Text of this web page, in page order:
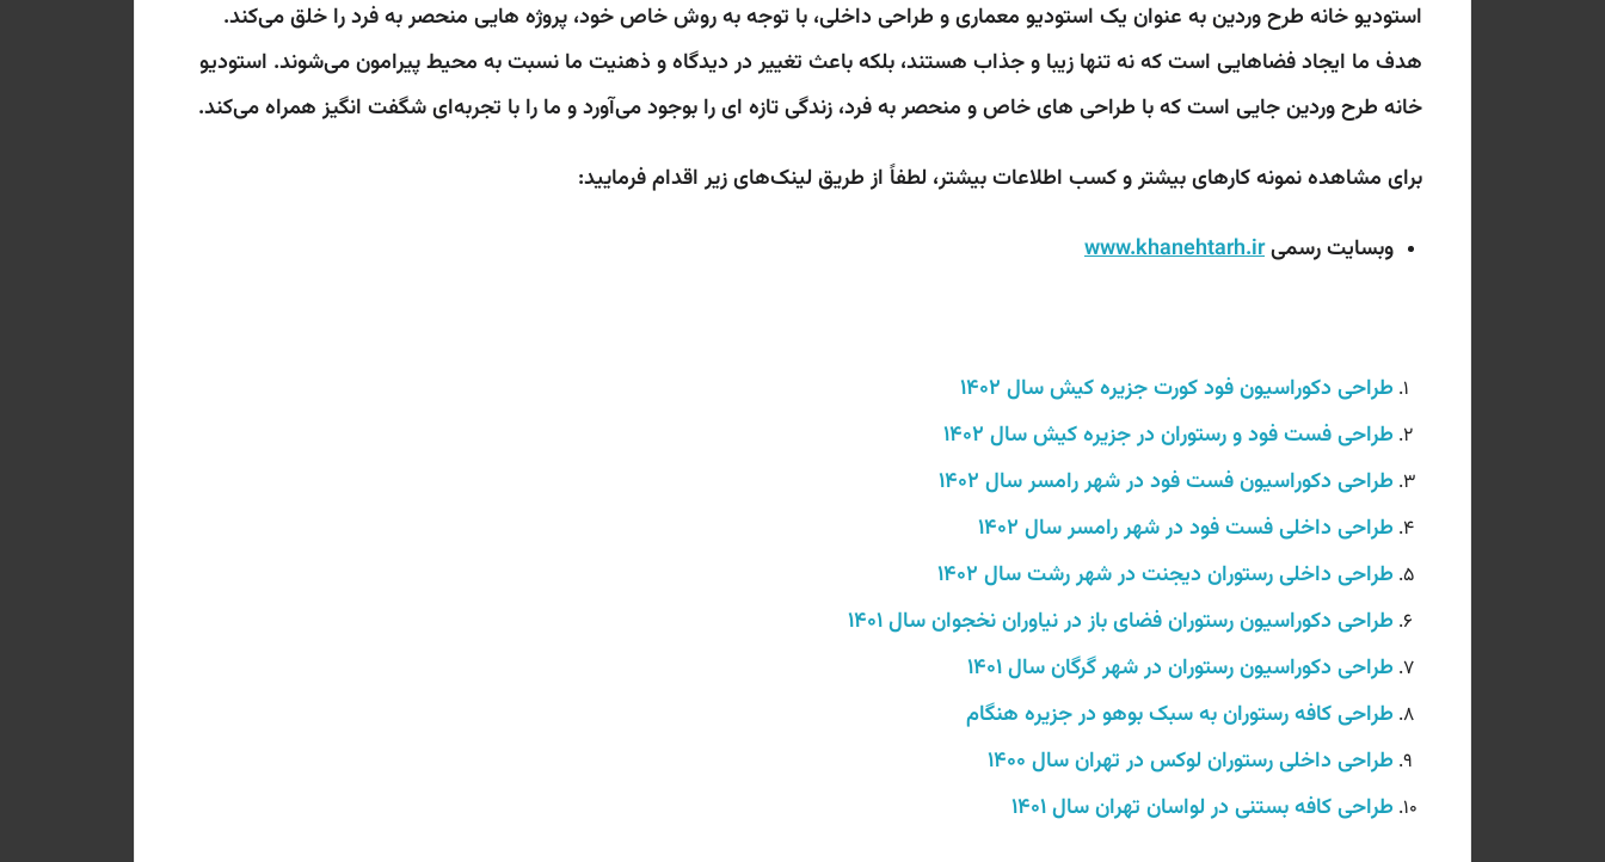
استودیو خانه طرح وردین به عنوان یک استودیو معماری و طراحی داخلی، با توجه به روش خاص خود، پروژه هایی منحصر به فرد را خلق می‌کند.
هدف ما ایجاد فضاهایی است که نه تنها زیبا و جذاب هستند، بلکه باعث تغییر در دیدگاه و ذهنیت ما نسبت به محیط پیرامون می‌شوند. استودیو
خانه طرح وردین جایی است که با طراحی های خاص و منحصر به فرد، زندگی تازه ای را بوجود می‌آورد و ما را با تجربه‌ای شگفت انگیز همراه می‌کند.
برای مشاهده نمونه کارهای بیشتر و کسب اطلاعات بیشتر، لطفاً از طریق لینک‌های زیر اقدام فرمایید:
وبسایت رسمیwww.khanehtarh.ir
طراحی دکوراسیون فود کورت جزیره کیشسال 1402
طراحی فست فود و رستوران در جزیره کیش سال 1402
طراحی دکوراسیون فست فود در شهر رامسر سال 1402
طراحی داخلی فست فود در شهر رامسر سال 1402
طراحی داخلی رستوران دیجنت در شهر رشت سال 1402
طراحی دکوراسیون رستوران فضای باز در نیاوران نخجوان سال 1401
طراحی دکوراسیون رستوران در شهر گرگان سال 1401
طراحی کافه رستوران به سبک بوهو در جزیره هنگام
طراحی داخلی رستوران لوکس در تهران سال 1400
طراحی کافه بستنی در لواسان تهران سال 1401